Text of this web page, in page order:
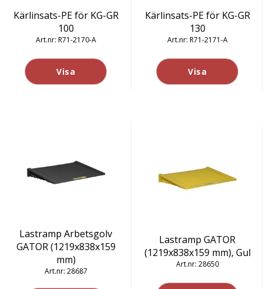
Kärlinsats-PE för KG-GR
100
R71-2170-A
Visa
Kärlinsats-PE för KG-GR
130
R71-2171-A
Visa
Lastramp Arbetsgolv
GATOR (1219x838x159
mm)
28687
Lastramp GATOR
(1219x838x159 mm), Gul
28650